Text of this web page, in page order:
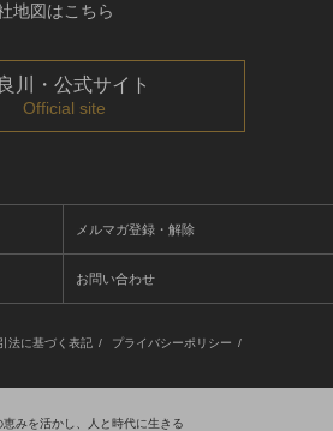
地図はこちら
川・公式サイト
Official site
メルマガ登録・解除
お問い合わせ
法に基づく表記 / プライバシーポリシー /
恵みを活かし、人と時代に生きる